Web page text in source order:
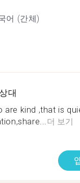
어 (간체)
대
are kind ,that is
더 보기